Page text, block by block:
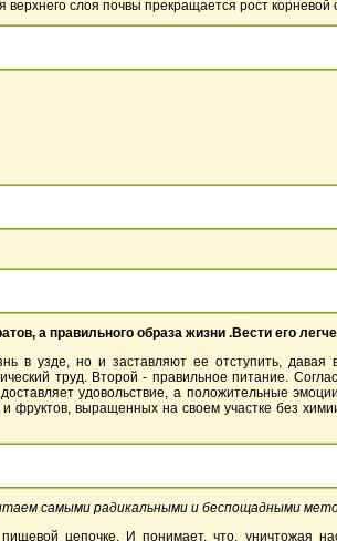
слоя почвы прекращается рост корневой
а правильного образа жизни .Вести его
в узде, но и заставляют ее отступить, давая
труд. Второй - правильное питание.
удовольствие, а положительные
выращенных на своем участке без
самыми радикальными и беспощадными
цепочке. И понимает, что, уничтожая